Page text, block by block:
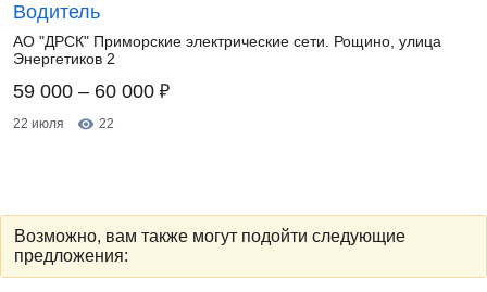
Водитель
АО "ДРСК" Приморские электрические сети. Рощино, улица
Энергетиков 2
59 000 – 60 000 ₽
22 июля 22
Возможно, вам также могут подойти следующие
предложения: